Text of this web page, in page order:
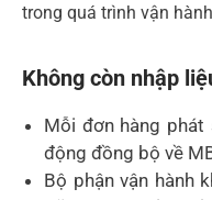
trong quá trình vận
Không còn nhập
Mỗi đơn hàng
động đồng bộ về
Bộ phận vận hành